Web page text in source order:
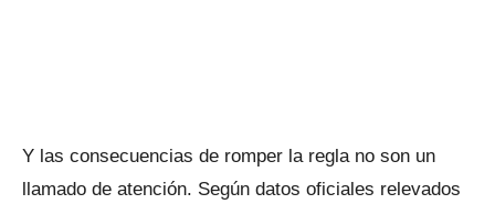
Y las consecuencias de romper la regla no son un
llamado de atención. Según datos oficiales relevados